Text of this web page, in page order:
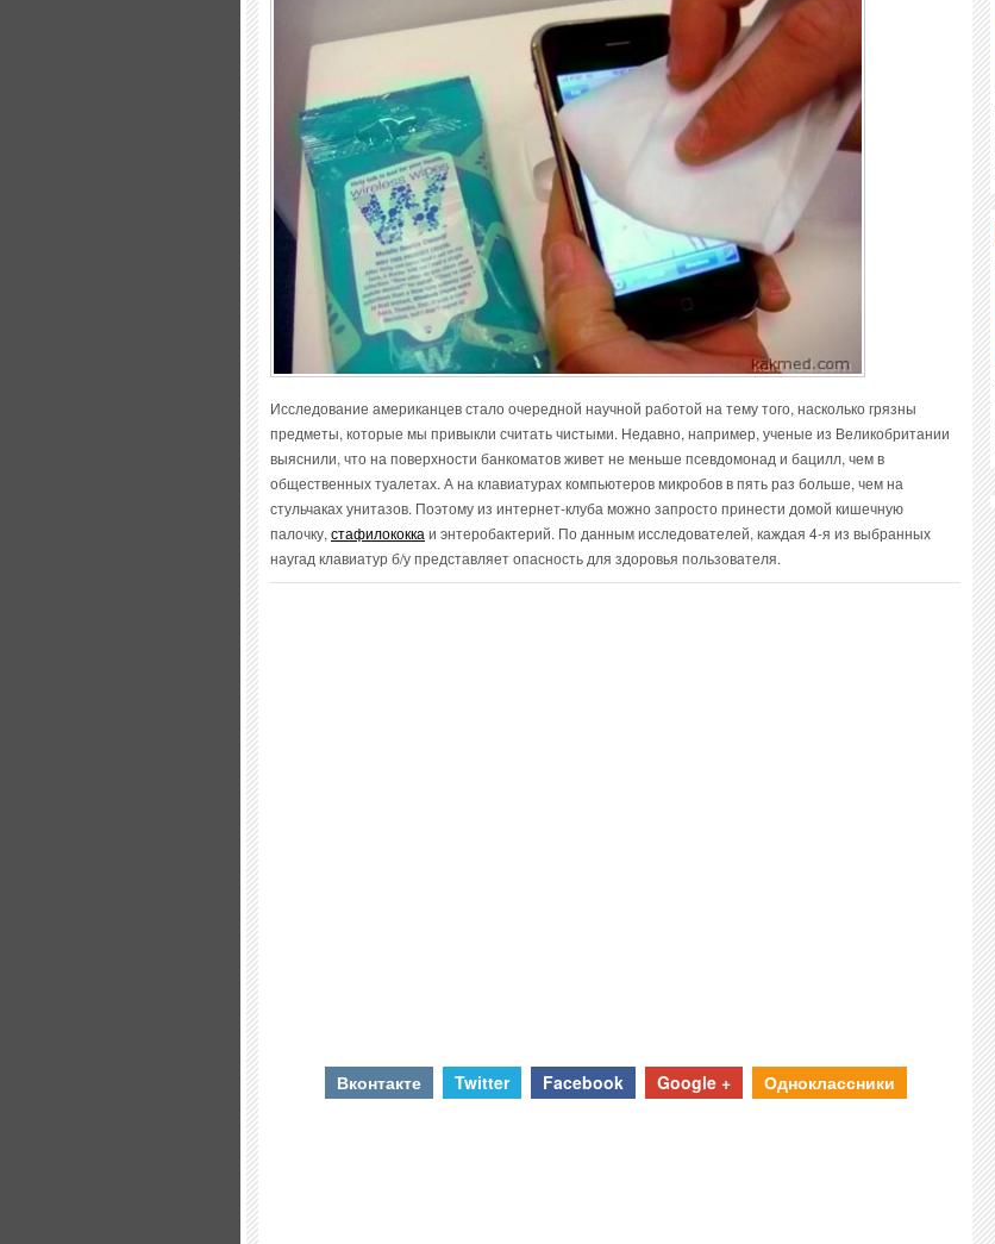
Исследование американцев стало очередной научной работой на тему того, насколько грязны
предметы, которые мы привыкли считать чистыми. Недавно, например, ученые из Великобритании
выяснили, что на поверхности банкоматов живет не меньше псевдомонад и бацилл, чем в
общественных туалетах. А на клавиатурах компьютеров микробов в пять раз больше, чем на
стульчаках унитазов. Поэтому из интернет-клуба можно запросто принести домой кишечную
палочку,стафилококкаи энтеробактерий. По данным исследователей, каждая 4-я из выбранных
наугад клавиатур б/у представляет опасность для здоровья пользователя.
Вконтакте Twitter Facebook Google + Одноклассники